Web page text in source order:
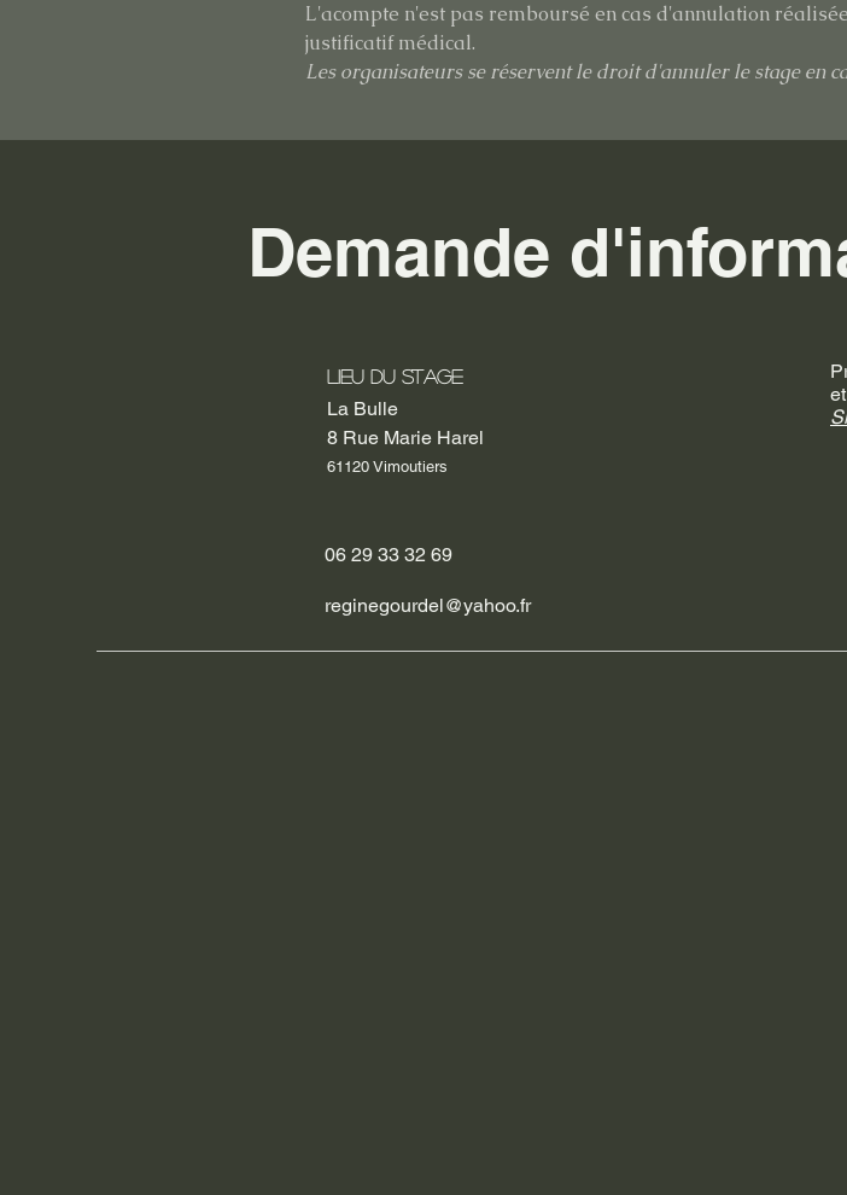
L'acompte n'est pas remboursé en cas d'annulation
justificatif médical.
Les organisateurs se réservent le droit d'annuler le stage en
Demande
Lieu du stage
La Bulle
8 Rue Marie Harel
61120 Vimoutiers
06 29 33 32 69
reginegourdel@yahoo.fr